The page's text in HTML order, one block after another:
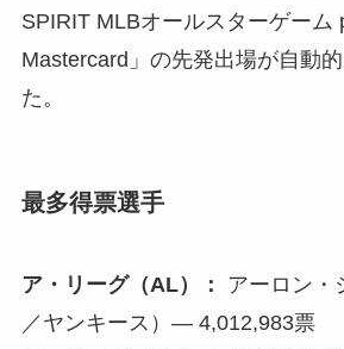
SPIRIT MLBオールスターゲーム
Mastercard」の先発出場が自動
た。
最多得票選手
ア・リーグ（AL）：
アーロン・
／ヤンキース）— 4,012,983票